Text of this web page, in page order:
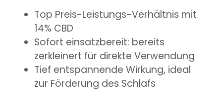
Top Preis-Leistungs-Verhältnis mit
14% CBD
Sofort einsatzbereit: bereits
zerkleinert für direkte Verwendung
Tief entspannende Wirkung, ideal
zur Förderung des Schlafs